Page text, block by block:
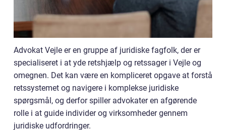
Advokat Vejle er en gruppe af juridiske fagfolk, der er
specialiseret i at yde retshjælp og retssager i Vejle og
omegnen. Det kan være en kompliceret opgave at forstå
retssystemet og navigere i komplekse juridiske
spørgsmål, og derfor spiller advokater en afgørende
rolle i at guide individer og virksomheder gennem
juridiske udfordringer.